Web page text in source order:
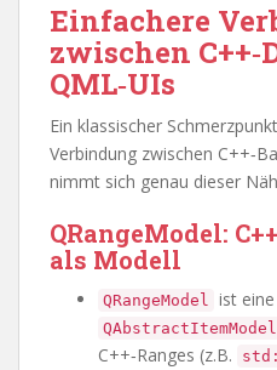
Einfachere
zwischen
QML‑UIs
Ein klassischer
Verbindung zwischen
nimmt sich genau dieser
QRangeModel:
als Modell
QRangeModel ist
QAbstractItemModel
C++‑Ranges (z.B.